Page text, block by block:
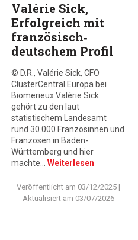
Valérie Sick,
Erfolgreich mit
französisch‑
deutschem Profil
© D.R., Valérie Sick, CFO
ClusterCentral Europa bei
Biomerieux Valérie Sick
gehört zu den laut
statistischem Landesamt
rund 30.000 Französinnen und
Franzosen in Baden-
Württemberg und hier
machte… Weiterlesen
Veröffentlicht am 03/12/2025|
Aktualisiert am 03/07/2026